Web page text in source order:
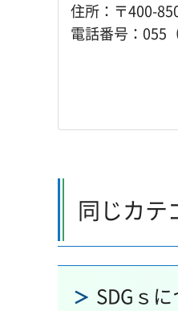
住所：〒400-
電話番号：055
同じカテ
SDGｓ